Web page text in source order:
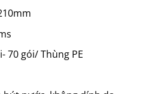
70 gói/ Thùng PE